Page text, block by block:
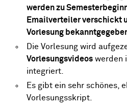
werden zu
Emailverteiler verschickt
Vorlesung
Die Vorlesung wird
Vorlesungsvideos werden
integriert.
Es gibt ein sehr schönes,
Vorlesungsskript